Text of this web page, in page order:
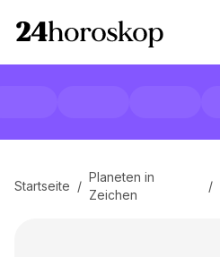
Startseite /
Planeten in
Zeichen
/